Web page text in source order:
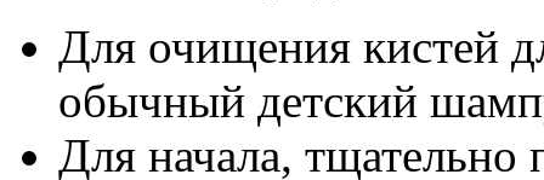
Для очищения кистей
обычный детский
Для начала, тщательно